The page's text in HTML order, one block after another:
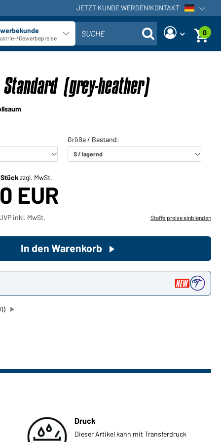
JETZT KUNDE WERDEN!KONTAKT
Kundentyp auswählen
Gewerbepreise
SUCHE
bereits ein Kundenkonto?
Benutzername:
Einloggen
Passwort
Sie möchten gerne für Ihren
Hier geht's zu unserem
Benutzername:
Jetzt anfordern
Zurück
zum Login
0
Standard (grey-heather)
zzgl. MwSt.
EUR
inkl. MwSt. Staffelpreise einblenden
In den Warenkorb
Druck
Dieser Artikel kann mit Transferdruck